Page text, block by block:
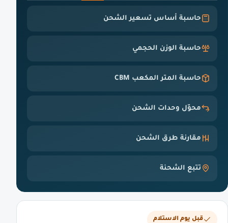
حاسبة أساس تسعير الشحن
حاسبة الوزن الحجمي
حاسبة المتر المكعب CBM
محوّل وحدات الشحن
مقارنة طرق الشحن
تتبع الشحنة
قبل يوم الاستلام